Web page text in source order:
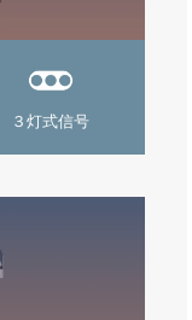
３灯式信号